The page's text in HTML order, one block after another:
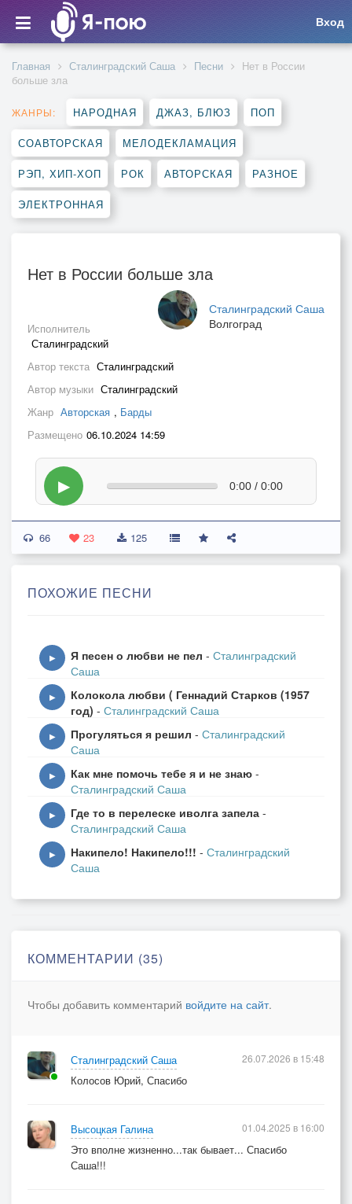
Вход
Главная Сталинградский Саша Песни
Нет в России
больше зла
ЖАНРЫ: НАРОДНАЯ ДЖАЗ, БЛЮЗ ПОП
СОАВТОРСКАЯ МЕЛОДЕКЛАМАЦИЯ
РЭП, ХИП-ХОП РОК АВТОРСКАЯ РАЗНОЕ
ЭЛЕКТРОННАЯ
Нет в России больше зла
Сталинградский Саша
Волгоград
Исполнитель
Сталинградский
Автор текста Сталинградский
Автор музыки Сталинградский
Жанр Авторская , Барды
Размещено 06.10.2024 14:59
▶ 0:00 / 0:00
66 23 125
ПОХОЖИЕ ПЕСНИ
▶ Я песен о любви не пел - Сталинградский
Саша
▶
Колокола любви ( Геннадий Старков (1957
год) - Сталинградский Саша
▶ Прогуляться я решил - Сталинградский
Саша
▶ Как мне помочь тебе я и не знаю -
Сталинградский Саша
▶ Где то в перелеске иволга запела -
Сталинградский Саша
▶ Накипело! Накипело!!! - Сталинградский
Саша
КОММЕНТАРИИ (35)
Чтобы добавить комментарий войдите на сайт.
Сталинградский Саша
Колосов Юрий, Спасибо
26.07.2026 в 15:48
Высоцкая Галина
Это вполне жизненно...так бывает... Спасибо
Саша!!!
01.04.2025 в 16:00